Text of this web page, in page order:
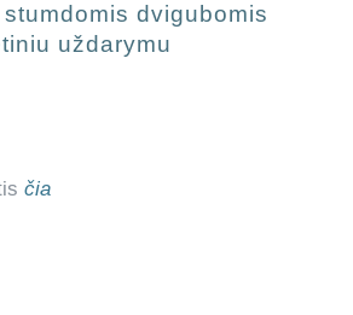
dvigubomis
uždarymu
čia